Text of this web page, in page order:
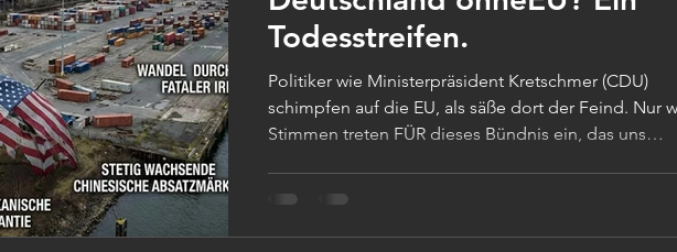
Todesstreifen.
Politiker wie Ministerpräsident Kretschmer (CDU)
schimpfen auf die EU, als säße dort der Feind. Nur wenige
Stimmen treten FÜR dieses Bündnis ein, das uns
Aber haben wir zu Europa eine Alternative? Jetzt, da